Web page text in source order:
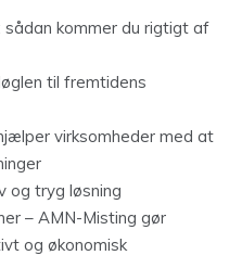
sådan kommer du rigtigt af
til fremtidens
virksomheder med at
og tryg løsning
– AMN-Misting gør
og økonomisk